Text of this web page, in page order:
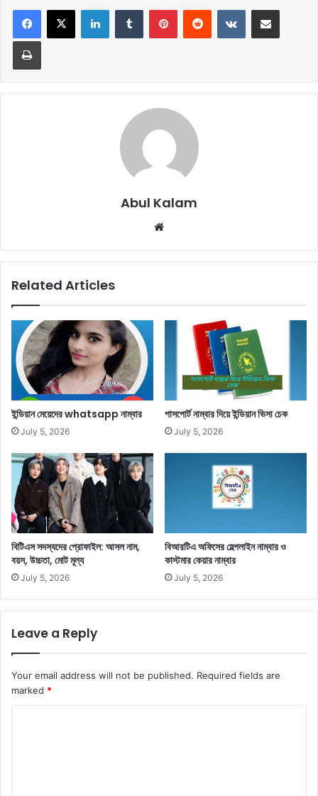
LinkedInTumblr PinterestReddit VKontakteShare via Email
Print
Abul Kalam
Related Articles
ইন্ডিয়ান মেয়েদের whatsapp নাম্বার
July 5, 2026
পাসপোর্ট নাম্বার দিয়ে ইন্ডিয়ান ভিসা চেক
July 5, 2026
বিটিএস সদস্যদের প্রোফাইল: আসল নাম,
বয়স, উচ্চতা, মোট মূল্য
July 5, 2026
বিআরটিএ অফিসের হেল্পলাইন নাম্বার ও
কাস্টমার কেয়ার নাম্বার
July 5, 2026
Leave a Reply
Your email address will not be published. Required fields are
marked *